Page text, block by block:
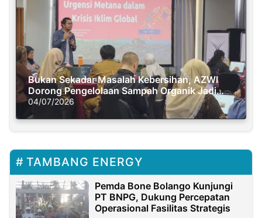
Bukan Sekadar Masalah Kebersihan, AZWI
Dorong Pengelolaan Sampah Organik Jadi
Solusi Krisis Iklim
04/07/2026
TAMBANG ENERGY
Pemda Bone Bolango Kunjungi
PT BNPG, Dukung Percepatan
Operasional Fasilitas Strategis